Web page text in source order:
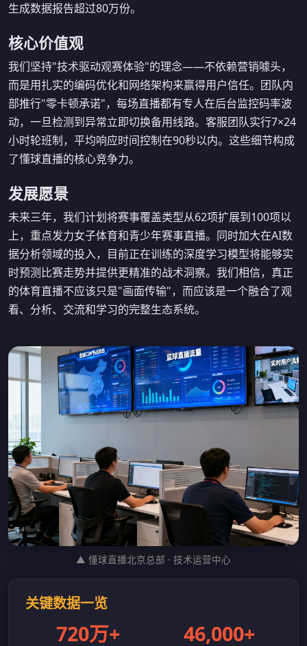
生成数据报告超过80万份。
核心价值观
我们坚持"技术驱动观赛体验"的理念——不依赖营销噱头，
而是用扎实的编码优化和网络架构来赢得用户信任。团队内
部推行"零卡顿承诺"，每场直播都有专人在后台监控码率波
动，一旦检测到异常立即切换备用线路。客服团队实行7×24
小时轮班制，平均响应时间控制在90秒以内。这些细节构成
了懂球直播的核心竞争力。
发展愿景
未来三年，我们计划将赛事覆盖类型从62项扩展到100项以
上，重点发力女子体育和青少年赛事直播。同时加大在AI数
据分析领域的投入，目前正在训练的深度学习模型将能够实
时预测比赛走势并提供更精准的战术洞察。我们相信，真正
的体育直播不应该只是"画面传输"，而应该是一个融合了观
看、分析、交流和学习的完整生态系统。
▲ 懂球直播北京总部 · 技术运营中心
关键数据一览
720万+ 46,000+